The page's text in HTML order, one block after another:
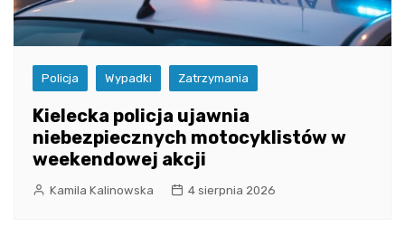
Policja Wypadki Zatrzymania
Kielecka policja ujawnia
niebezpiecznych motocyklistów w
weekendowej akcji
Kamila Kalinowska 4 sierpnia 2026